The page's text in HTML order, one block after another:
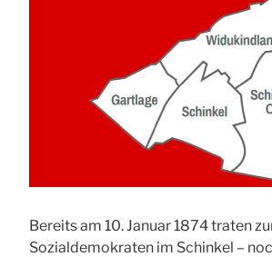
Bereits am 10. Januar 1874 traten
Sozialdemokraten im Schinkel –